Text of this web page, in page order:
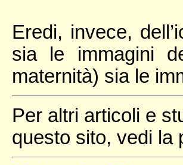
Eredi, invece,
sia le immagini
maternità) sia le
Per altri articoli e
questo sito, vedi la